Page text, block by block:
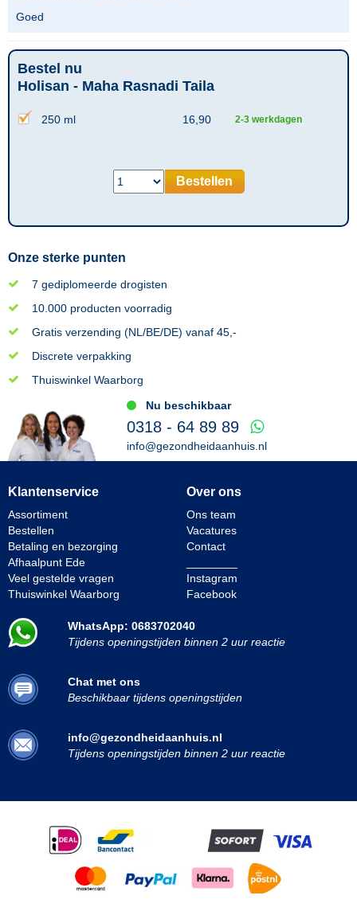
Goed
Bestel nu
Holisan - Maha Rasnadi Taila
250 ml 16,90 2-3 werkdagen
Bestellen
Onze sterke punten
7 gediplomeerde drogisten
10.000 producten voorradig
Gratis verzending (NL/BE/DE) vanaf 45,-
Discrete verpakking
Thuiswinkel Waarborg
Nu beschikbaar
0318 - 64 89 89
info@gezondheidaanhuis.nl
Klantenservice
Assortiment
Bestellen
Betaling en bezorging
Afhaalpunt Ede
Veel gestelde vragen
Thuiswinkel Waarborg
Over ons
Ons team
Vacatures
Contact
Instagram
Facebook
WhatsApp: 0683702040
Tijdens openingstijden binnen 2 uur reactie
Chat met ons
Beschikbaar tijdens openingstijden
info@gezondheidaanhuis.nl
Tijdens openingstijden binnen 2 uur reactie